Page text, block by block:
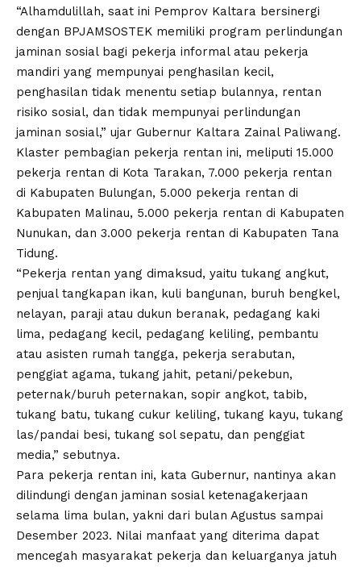
“Alhamdulillah, saat ini Pemprov Kaltara bersinergi
dengan BPJAMSOSTEK memiliki program perlindungan
jaminan sosial bagi pekerja informal atau pekerja
mandiri yang mempunyai penghasilan kecil,
penghasilan tidak menentu setiap bulannya, rentan
risiko sosial, dan tidak mempunyai perlindungan
jaminan sosial,” ujar Gubernur Kaltara Zainal Paliwang.
Klaster pembagian pekerja rentan ini, meliputi 15.000
pekerja rentan di Kota Tarakan, 7.000 pekerja rentan
di Kabupaten Bulungan, 5.000 pekerja rentan di
Kabupaten Malinau, 5.000 pekerja rentan di Kabupaten
Nunukan, dan 3.000 pekerja rentan di Kabupaten Tana
Tidung.
“Pekerja rentan yang dimaksud, yaitu tukang angkut,
penjual tangkapan ikan, kuli bangunan, buruh bengkel,
nelayan, paraji atau dukun beranak, pedagang kaki
lima, pedagang kecil, pedagang keliling, pembantu
atau asisten rumah tangga, pekerja serabutan,
penggiat agama, tukang jahit, petani/pekebun,
peternak/buruh peternakan, sopir angkot, tabib,
tukang batu, tukang cukur keliling, tukang kayu, tukang
las/pandai besi, tukang sol sepatu, dan penggiat
media,” sebutnya.
Para pekerja rentan ini, kata Gubernur, nantinya akan
dilindungi dengan jaminan sosial ketenagakerjaan
selama lima bulan, yakni dari bulan Agustus sampai
Desember 2023. Nilai manfaat yang diterima dapat
mencegah masyarakat pekerja dan keluarganya jatuh